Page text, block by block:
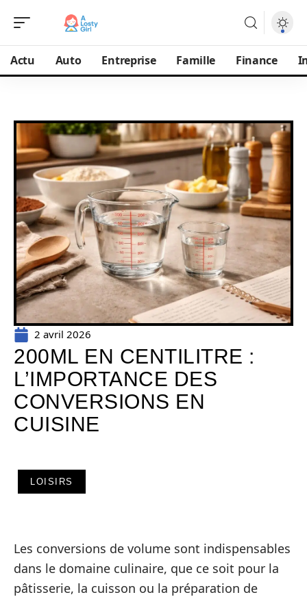
Actu Auto Entreprise Famille Finance
2 avril 2026
200ML EN CENTILITRE :
L’IMPORTANCE DES
CONVERSIONS EN
CUISINE
LOISIRS
Les conversions de volume sont indispensables
dans le domaine culinaire, que ce soit pour la
pâtisserie, la cuisson ou la préparation de